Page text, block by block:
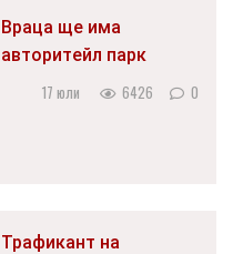
Враца ще има
авторитейл парк
17 юли 6426 0
Трафикант на